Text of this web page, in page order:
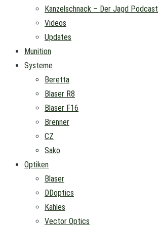
Kanzelschnack – Der Jagd Podcast
Videos
Updates
Munition
Systeme
Beretta
Blaser R8
Blaser F16
Brenner
CZ
Sako
Optiken
Blaser
DDoptics
Kahles
Vector Optics